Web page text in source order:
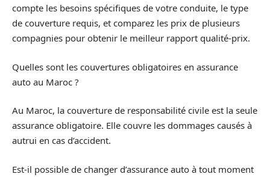
compte les besoins spécifiques de votre conduite, le type
de couverture requis, et comparez les prix de plusieurs
compagnies pour obtenir le meilleur rapport qualité-prix.
Quelles sont les couvertures obligatoires en assurance
auto au Maroc ?
Au Maroc, la couverture de responsabilité civile est la seule
assurance obligatoire. Elle couvre les dommages causés à
autrui en cas d’accident.
Est-il possible de changer d’assurance auto à tout moment